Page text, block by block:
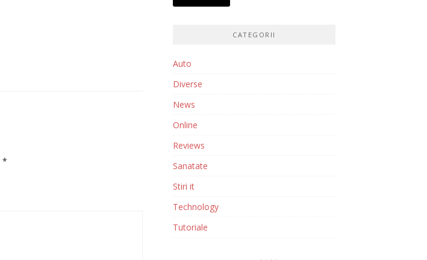
*
CATEGORII
Auto
Diverse
News
Online
Reviews
Sanatate
Stiri it
Technology
Tutoriale